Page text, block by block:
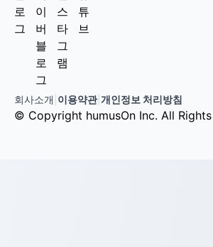
회사소개 이용약관| 개인정보 처리방침
© Copyright humusOn Inc. All Rights